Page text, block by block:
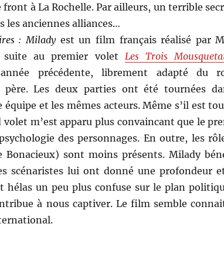
à La Rochelle. Par ailleurs, un terrible
les anciennes alliances…
: Miladyest un film français réalisé par
au premier volet Les Trois
précédente, librement adapté du
père. Les deux parties ont été tournées
équipe et les mêmes acteurs. Même s’il est
volet m’est apparu plus convaincant que le
des personnages. En outre, les
sont moins présents. Milady
scénaristes lui ont donné une profondeur
un peu plus confuse sur le plan
à nous captiver. Le film semble